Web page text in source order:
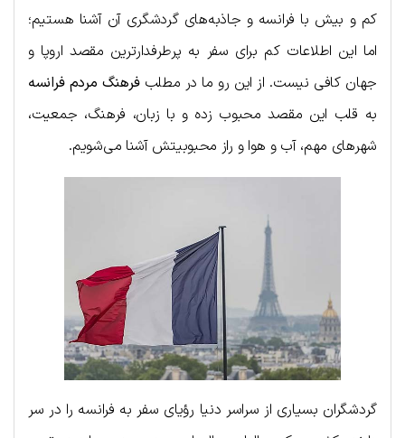
کم و بیش با فرانسه و جاذبه‌های گردشگری آن آشنا هستیم؛
اما این اطلاعات کم برای سفر به پرطرفدارترین مقصد اروپا و
جهان کافی نیست. از این رو ما در مطلبفرهنگ مردم فرانسه
به قلب این مقصد محبوب زده و با زبان، فرهنگ، جمعیت،
شهرهای مهم، آب و هوا و راز محبوبیتش آشنا می‌شویم.
گردشگران بسیاری از سراسر دنیا رؤیای سفر به فرانسه را در سر